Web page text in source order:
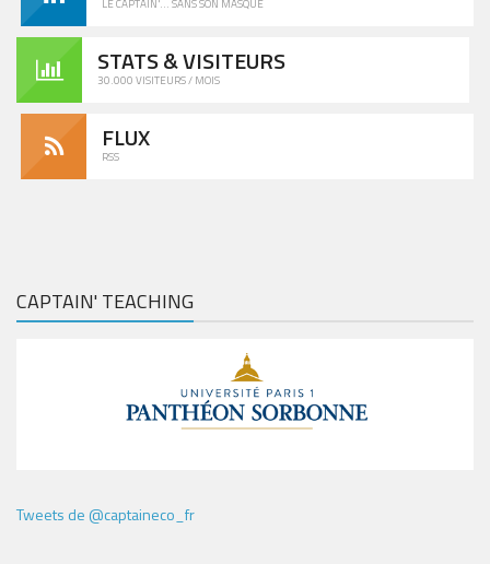
LE CAPTAIN'... SANS SON MASQUE
STATS & VISITEURS
30.000 VISITEURS / MOIS
FLUX
RSS
CAPTAIN' TEACHING
Tweets de @captaineco_fr